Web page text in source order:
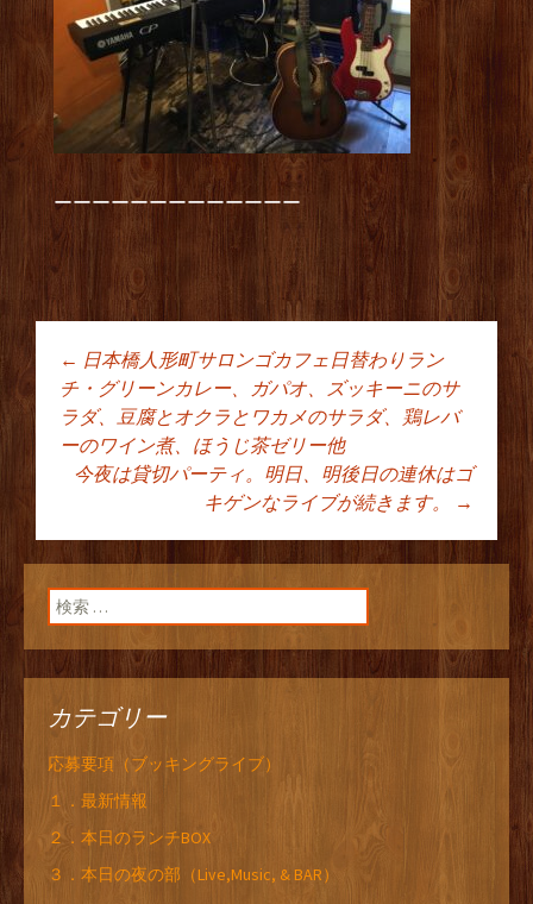
ーーーーーーーーーーーーー
投稿ナビゲーショ
ン
← 日本橋人形町サロンゴカフェ日替わりラン
チ・グリーンカレー、ガパオ、ズッキーニのサ
ラダ、豆腐とオクラとワカメのサラダ、鶏レバ
ーのワイン煮、ほうじ茶ゼリー他
今夜は貸切パーティ。明日、明後日の連休はゴ
キゲンなライブが続きます。
→
検索:
カテゴリー
応募要項（ブッキングライブ）
１．最新情報
２．本日のランチBOX
３．本日の夜の部（Live,Music, & BAR）